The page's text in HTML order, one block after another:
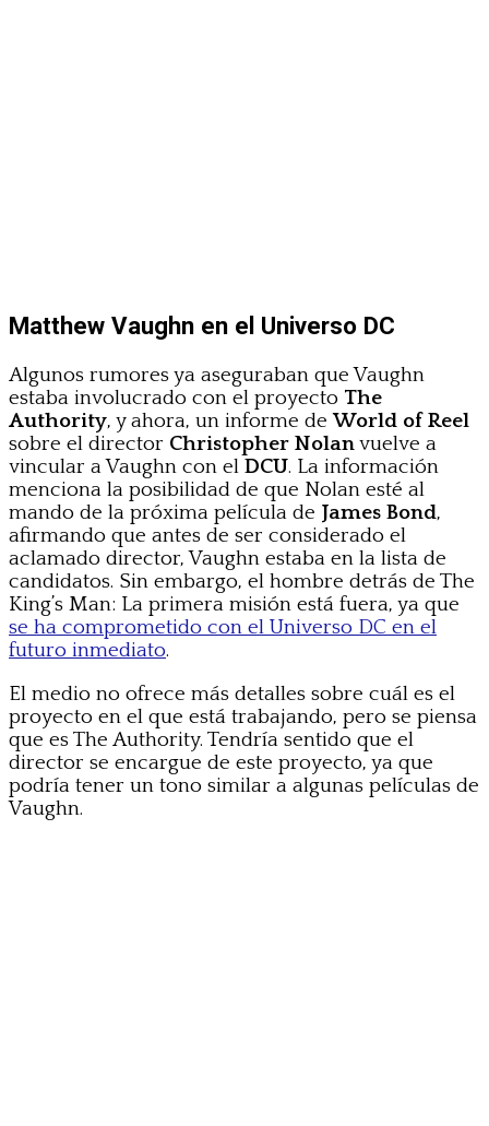
Matthew Vaughn en el Universo DC
Algunos rumores ya aseguraban que Vaughn
estaba involucrado con el proyecto The
Authority, y ahora, un informe deWorld of Reel
sobre el director Christopher Nolanvuelve a
vincular a Vaughn con el DCU. La información
menciona la posibilidad de que Nolan esté al
mando de la próxima película de James Bond,
afirmando que antes de ser considerado el
aclamado director, Vaughn estaba en la lista de
candidatos. Sin embargo, el hombre detrás de The
King’s Man: La primera misión está fuera, ya que
se ha comprometido con el Universo DC en el
futuro inmediato.
El medio no ofrece más detalles sobre cuál es el
proyecto en el que está trabajando, pero se piensa
que es The Authority. Tendría sentido que el
director se encargue de este proyecto, ya que
podría tener un tono similar a algunas películas de
Vaughn.